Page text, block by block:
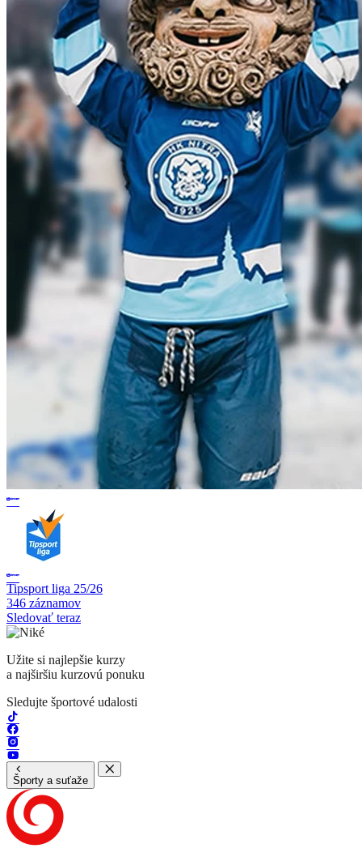
Tipsport liga 25/26
346 záznamov
Sledovať teraz
Užite si najlepšie kurzy
a najširšiu kurzovú ponuku
Sledujte športové udalosti
Športy a suťaže